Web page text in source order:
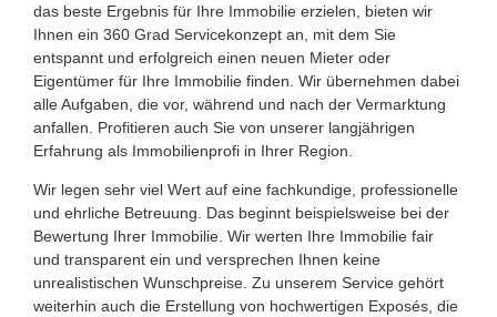
das beste Ergebnis für Ihre Immobilie erzielen, bieten wir
Ihnen ein 360 Grad Servicekonzept an, mit dem Sie
entspannt und erfolgreich einen neuen Mieter oder
Eigentümer für Ihre Immobilie finden. Wir übernehmen dabei
alle Aufgaben, die vor, während und nach der Vermarktung
anfallen. Profitieren auch Sie von unserer langjährigen
Erfahrung als Immobilienprofi in Ihrer Region.
Wir legen sehr viel Wert auf eine fachkundige, professionelle
und ehrliche Betreuung. Das beginnt beispielsweise bei der
Bewertung Ihrer Immobilie. Wir werten Ihre Immobilie fair
und transparent ein und versprechen Ihnen keine
unrealistischen Wunschpreise. Zu unserem Service gehört
weiterhin auch die Erstellung von hochwertigen Exposés, die